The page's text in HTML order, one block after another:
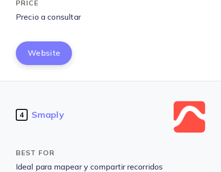
Precio a consultar
Website
4 Smaply
Ideal para mapear y compartir recorridos